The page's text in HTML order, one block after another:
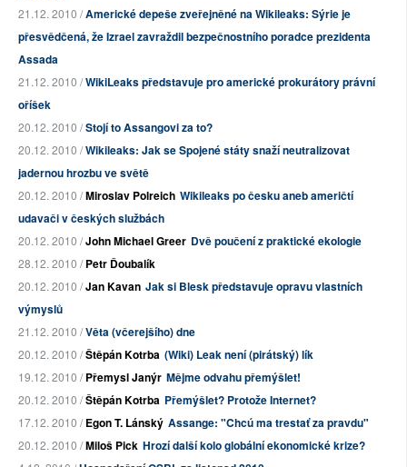
21.12. 2010 /Americké depeše zveřejněné na Wikileaks: Sýrie je
přesvědčená, že Izrael zavraždil bezpečnostního poradce prezidenta
Assada
21.12. 2010 /WikiLeaks představuje pro americké prokurátory právní
oříšek
20.12. 2010 /Stojí to Assangovi za to?
20.12. 2010 /Wikileaks: Jak se Spojené státy snaží neutralizovat
jadernou hrozbu ve světě
20.12. 2010 /Miroslav Polreich Wikileaks po česku aneb američtí
udavači v českých službách
20.12. 2010 /John Michael Greer Dvě poučení z praktické ekologie
28.12. 2010 /Petr Ďoubalík
20.12. 2010 /Jan Kavan Jak si Blesk představuje opravu vlastních
výmyslů
21.12. 2010 /Věta (včerejšího) dne
20.12. 2010 /Štěpán Kotrba (Wiki) Leak není (pirátský) lík
19.12. 2010 /Přemysl Janýr Mějme odvahu přemýšlet!
20.12. 2010 /Štěpán Kotrba Přemýšlet? Protože Internet?
17.12. 2010 /Egon T. Lánský Assange: "Chcú ma trestať za pravdu"
20.12. 2010 /Miloš Pick Hrozí další kolo globální ekonomické krize?